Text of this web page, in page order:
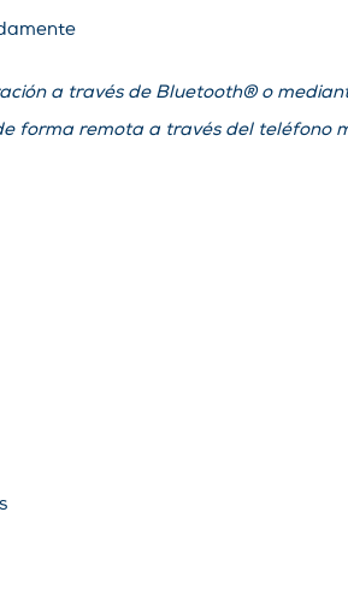
a través de Bluetooth® o
forma remota a través del teléfono